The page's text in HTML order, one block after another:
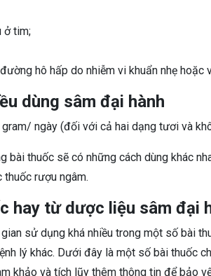
ở tim;
hô hấp do nhiễm vi khuẩn nhẹ hoặc
dùng sâm đại hành
ngày (đối với cả hai dạng tươi và
bài thuốc sẽ có những cách dùng khác
rượu ngâm.
hay từ dược liệu sâm đại
sử dụng khá nhiều trong một số bài
lý khác. Dưới đây là một số bài thuốc
khảo và tích lũy thêm thông tin để bảo